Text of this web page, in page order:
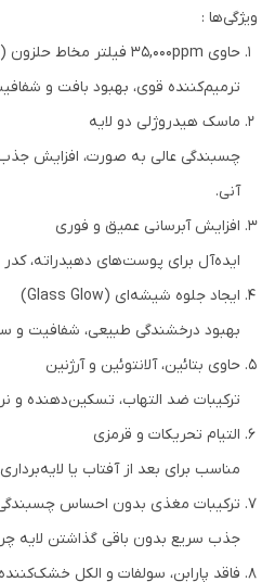
ویژگی‌ها :
حاوی 35,000ppm فیلتر مخاط حلزون (Snail Secretion Filtrate)
ترمیم‌کننده قوی، بهبود بافت و
ماسک هیدروژلی دو لایه
چسبندگی عالی به صورت، افزایش
آنی.
افزایش آبرسانی عمیق و فوری
ایده‌آل برای پوست‌های دهیدراته،
ایجاد جلوه شیشه‌ای (Glass Glow)
بهبود درخشندگی طبیعی، شفافیت
حاوی بتائین، آلانتوئین و آرژنین
ترکیبات ضد التهاب، تسکین‌دهنده و
التیام تحریکات و قرمزی
مناسب برای بعد از آفتاب یا
ترکیبات مغذی بدون احساس
جذب سریع بدون باقی گذاشتن لایه
فاقد پارابن، سولفات و الکل خشک‌کننده